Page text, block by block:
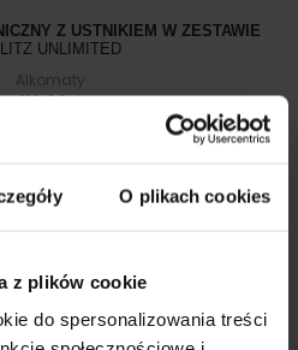
O plikach cookies
z plików cookie
do spersonalizowania treści
Z USTNIKIEM W ZESTAWIE
UNLIMITED
Alkomaty
119.00zł
produktowe